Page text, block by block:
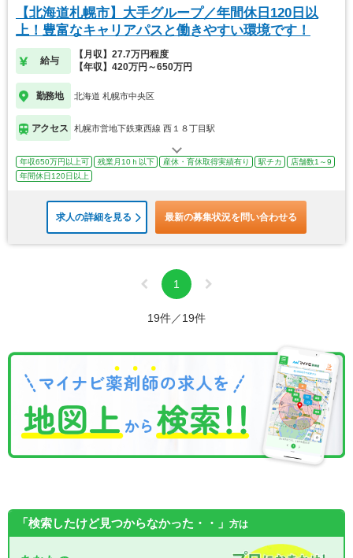
【北海道札幌市】大手グループ／年間休日120日以
上！豊富なキャリアパスと働きやすい環境です！
給与
【月収】27.7万円程度
【年収】420万円～650万円
勤務地 北海道 札幌市中央区
アクセス 札幌市営地下鉄東西線 西１８丁目駅
年収650万円以上可 残業月10ｈ以下 産休・育休取得実績有り 駅チカ
店舗数1～9
年間休日120日以上
求人の詳細を見る 最新の募集状況を問い合わせる
1
19件／19件
「検索したけど見つからなかった・・」 方は